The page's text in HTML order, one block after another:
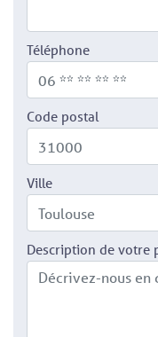
Téléphone
Code postal
Ville
Description de votre